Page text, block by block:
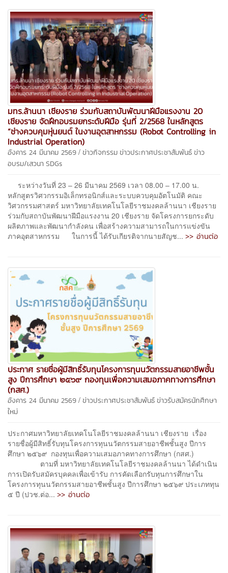
มทร.ล้านนา เชียงราย ร่วมกับสถาบันพัฒนาฝีมือแรงงาน 20
เชียงราย จัดฝึกอบรมยกระดับฝีมือ รุ่นที่ 2/2568 ในหลักสูตร
“ช่างควบคุมหุ่นยนต์ ในงานอุตสาหกรรม (Robot Controlling in
Industrial Operation)
อังคาร 24 มีนาคม 2569 / ข่าวกิจกรรมข่าวประกาศประชาสัมพันธ์ข่าว
อบรม/เสวนาSDGs
ระหว่างวันที่ 23 – 26 มีนาคม 2569 เวลา 08.00 – 17.00 น.
หลักสูตรวิศวกรรมอิเล็กทรอนิกส์และระบบควบคุมอัตโนมัติ คณะ
วิศวกรรมศาสตร์ มหาวิทยาลัยเทคโนโลยีราชมงคลล้านนา เชียงราย
ร่วมกับสถาบันพัฒนาฝีมือแรงงาน 20 เชียงราย จัดโครงการยกระดับ
ผลิตภาพและพัฒนากำลังคน เพื่อสร้างความสามารถในการแข่งขัน
ภาคอุตสาหกรรม ในการนี้ ได้รับเกียรติจากนายสัญช... >> อ่านต่อ
ประกาศ รายชื่อผู้มีสิทธิ์รับทุนโครงการทุนนวัตกรรมสายอาชีพชั้น
สูง ปีการศึกษา ๒๕๖๙ กองทุนเพื่อความเสมอภาคทางการศึกษา
(กสศ.)
อังคาร 24 มีนาคม 2569 / ข่าวประกาศประชาสัมพันธ์ข่าวรับสมัครนักศึกษา
ใหม่
ประกาศมหาวิทยาลัยเทคโนโลยีราชมงคลล้านนา เชียงราย เรื่อง
รายชื่อผู้มีสิทธิ์รับทุนโครงการทุนนวัตกรรมสายอาชีพชั้นสูง ปีการ
ศึกษา ๒๕๖๙ กองทุนเพื่อความเสมอภาคทางการศึกษา (กสศ.)
ตามที่ มหาวิทยาลัยเทคโนโลยีราชมงคลล้านนา ได้ดําเนิน
การเปิดรับสมัครบุคคลเพื่อเข้ารับ การคัดเลือกรับทุนการศึกษาใน
โครงการทุนนวัตกรรมสายอาชีพชั้นสูง ปีการศึกษา ๒๕๖๙ ประเภททุน
๕ ปี (ปวช.ต่อ... >> อ่านต่อ